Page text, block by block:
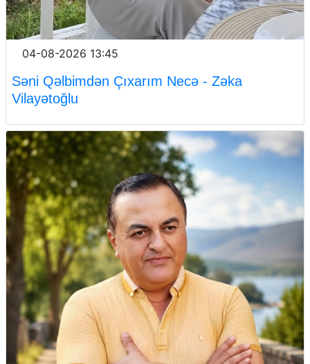
04-08-2026 13:45
Səni Qəlbimdən Çıxarım Necə - Zəka
Vilayətoğlu